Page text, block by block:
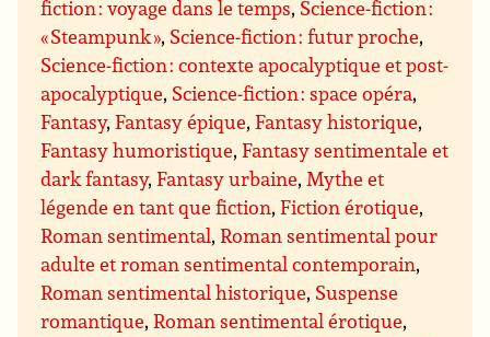
fiction : voyage dans le temps, Science-fiction :
« Steampunk », Science-fiction : futur proche,
Science-fiction : contexte apocalyptique et post-
apocalyptique, Science-fiction : space opéra,
Fantasy,Fantasy épique,Fantasy historique,
Fantasy humoristique,Fantasy sentimentale et
dark fantasy,Fantasy urbaine,Mythe et
légende en tant que fiction,Fiction érotique,
Roman sentimental,Roman sentimental pour
adulte et roman sentimental contemporain,
Roman sentimental historique, Suspense
romantique,Roman sentimental érotique,